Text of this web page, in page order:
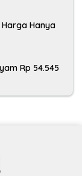
Hanya
Rp 54.545